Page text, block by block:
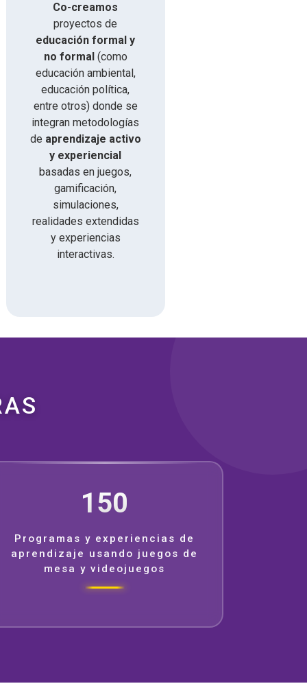
Co-creamos
proyectos de
educación formal y
no formal(como
educación ambiental,
educación política,
entre otros) donde se
integran metodologías
de aprendizaje activo
y experiencial
basadas en juegos,
gamificación,
simulaciones,
realidades extendidas
y experiencias
interactivas.
150
Programas y experiencias de
aprendizaje usando juegos de
mesa y videojuegos